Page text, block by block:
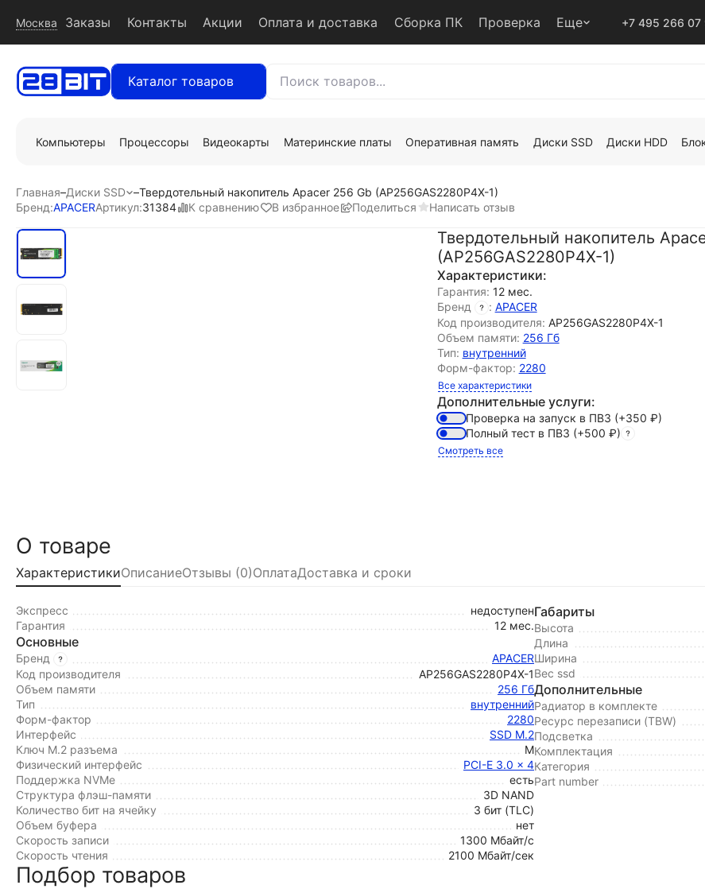
Москва Заказы Контакты Акции Оплата и доставка Сборка ПК Проверка Еще +7 495 266 07
Каталог товаров
Компьютеры Процессоры Видеокарты Материнские платы Оперативная память Диски SSD Диски HDD
Главная–Диски SSD –Твердотельный накопитель Apacer 256 Gb (AP256GAS2280P4X-1)
Бренд:APACERАртикул:31384 К сравнению В избранное Поделиться Написать отзыв
Твердотельный накопитель
(AP256GAS2280P4X-1)
Характеристики:
Гарантия: 12 мес.
Бренд
: APACER
Код производителя: AP256GAS2280P4X-1
Объем памяти: 256 Гб
Тип: внутренний
Форм-фактор: 2280
Все характеристики
Дополнительные услуги:
Проверка на запуск в ПВЗ (+350 ₽)
Полный тест в ПВЗ (+500 ₽)
Смотреть все
О товаре
ХарактеристикиОписаниеОтзывы (0)ОплатаДоставка и сроки
Экспресс
недоступен
Гарантия
12 мес.
Основные
Бренд
APACER
Код производителя
AP256GAS2280P4X-1
Объем памяти
256 Гб
Тип
внутренний
Форм-фактор
2280
Интерфейс
SSD M.2
Ключ M.2 разъема
M
Физический интерфейс
PCI-E 3.0 x 4
Поддержка NVMe
есть
Структура флэш-памяти
3D NAND
Количество бит на ячейку
3 бит (TLC)
Объем буфера
нет
Cкорость записи
1300 Мбайт/с
Cкорость чтения
2100 Мбайт/сек
Габариты
Высота
Длина
Ширина
Вес ssd
Дополнительные
Радиатор в комплекте
Ресурс перезаписи (TBW)
Подсветка
Комплектация
Категория
Part number
Подбор товаров